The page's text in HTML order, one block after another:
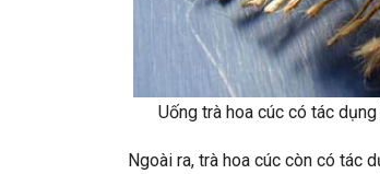
Uống trà hoa cúc có tác
Ngoài ra, trà hoa cúc còn có tác